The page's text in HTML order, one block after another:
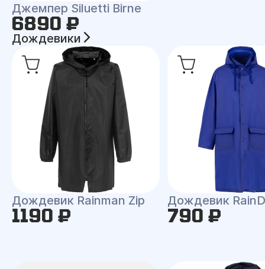
Джемпер Siluetti Birne
6890 ₽
Дождевики
Дождевик Rainman Zip
1190 ₽
Дождевик
790 ₽